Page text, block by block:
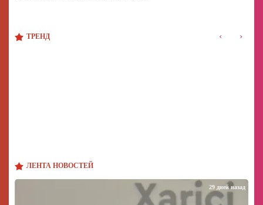
ЛЕНТА НОВОСТЕЙ
29 дней назад
ТРЕНД ‹ ›